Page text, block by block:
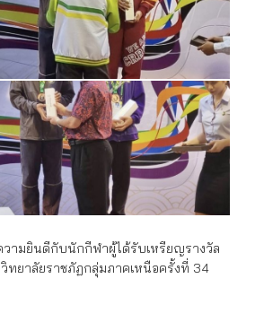
วามยินดีกับนักกีฬาผู้ได้รับเหรียญรางวัล
ทยาลัยราชภัฏกลุ่มภาคเหนือครั้งที่ 34